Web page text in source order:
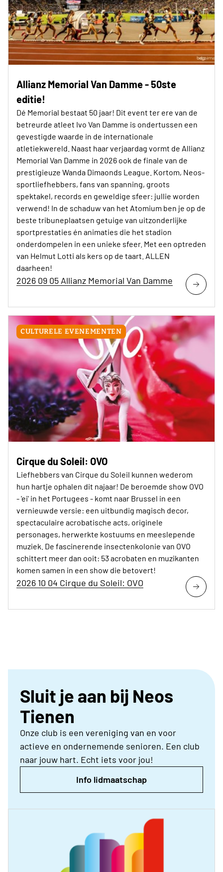
Allianz Memorial Van Damme - 50ste
editie!
Dé Memorial bestaat 50 jaar! Dit event ter ere van de
betreurde atleet Ivo Van Damme is ondertussen een
gevestigde waarde in de internationale
atletiekwereld. Naast haar verjaardag vormt de Allianz
Memorial Van Damme in 2026 ook de finale van de
prestigieuze Wanda Dimaonds League. Kortom, Neos-
sportliefhebbers, fans van spanning, groots
spektakel, records en geweldige sfeer: jullie worden
verwend! In de schaduw van het Atomium ben je op de
beste tribuneplaatsen getuige van uitzonderlijke
sportprestaties én animaties die het stadion
onderdompelen in een unieke sfeer. Met een optreden
van Helmut Lotti als kers op de taart. ALLEN
daarheen!
2026 09 05 Allianz Memorial Van Damme
CULTURELE EVENEMENTEN
Cirque du Soleil: OVO
Liefhebbers van Cirque du Soleil kunnen wederom
hun hartje ophalen dit najaar! De beroemde show OVO
- 'ei' in het Portugees - komt naar Brussel in een
vernieuwde versie: een uitbundig magisch decor,
spectaculaire acrobatische acts, originele
personages, herwerkte kostuums en meeslepende
muziek. De fascinerende insectenkolonie van OVO
schittert meer dan ooit: 53 acrobaten en muzikanten
komen samen in een show die betovert!
2026 10 04 Cirque du Soleil: OVO
Sluit je aan bij Neos
Tienen
Onze club is een vereniging van en voor
actieve en ondernemende senioren. Een club
naar jouw hart. Echt iets voor jou!
Info lidmaatschap